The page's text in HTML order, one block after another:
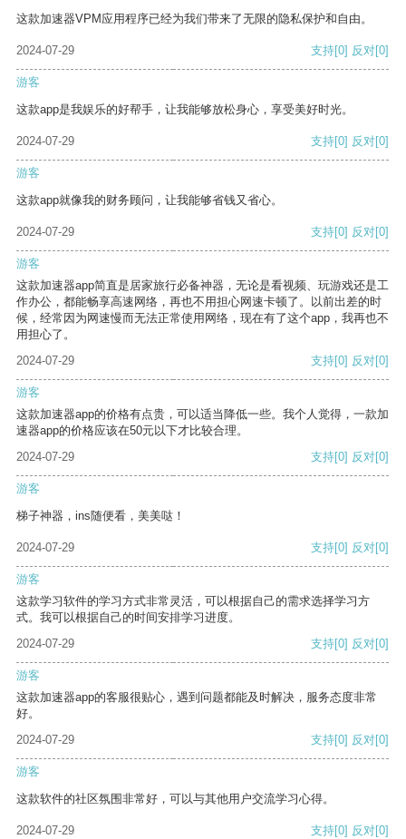
这款加速器VPM应用程序已经为我们带来了无限的隐私保护和自由。
2024-07-29 支持[0] 反对[0]
游客
这款app是我娱乐的好帮手，让我能够放松身心，享受美好时光。
2024-07-29 支持[0] 反对[0]
游客
这款app就像我的财务顾问，让我能够省钱又省心。
2024-07-29 支持[0] 反对[0]
游客
这款加速器app简直是居家旅行必备神器，无论是看视频、玩游戏还是工
作办公，都能畅享高速网络，再也不用担心网速卡顿了。以前出差的时
候，经常因为网速慢而无法正常使用网络，现在有了这个app，我再也不
用担心了。
2024-07-29
支持[0] 反对[0]
游客
这款加速器app的价格有点贵，可以适当降低一些。我个人觉得，一款加
速器app的价格应该在50元以下才比较合理。
2024-07-29
支持[0] 反对[0]
游客
梯子神器，ins随便看，美美哒！
2024-07-29 支持[0] 反对[0]
游客
这款学习软件的学习方式非常灵活，可以根据自己的需求选择学习方
式。我可以根据自己的时间安排学习进度。
2024-07-29
支持[0] 反对[0]
游客
这款加速器app的客服很贴心，遇到问题都能及时解决，服务态度非常
好。
2024-07-29
支持[0] 反对[0]
游客
这款软件的社区氛围非常好，可以与其他用户交流学习心得。
2024-07-29 支持[0] 反对[0]